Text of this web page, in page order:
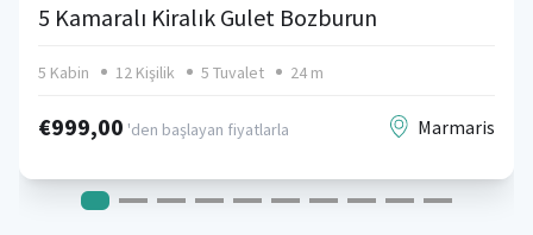
5 Kamaralı Kiralık Gulet Bozburun
5 Kabin 12 Kişilik 5 Tuvalet 24 m
€999,00 'den başlayan fiyatlarla Marmaris